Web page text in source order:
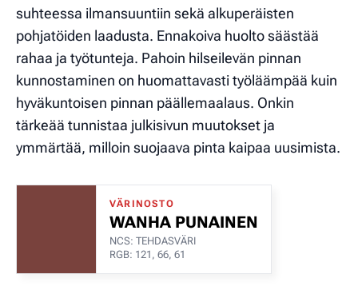
suhteessa ilmansuuntiin sekä alkuperäisten
pohjatöiden laadusta. Ennakoiva huolto säästää
rahaa ja työtunteja. Pahoin hilseilevän pinnan
kunnostaminen on huomattavasti työläämpää kuin
hyväkuntoisen pinnan päällemaalaus. Onkin
tärkeää tunnistaa julkisivun muutokset ja
ymmärtää, milloin suojaava pinta kaipaa uusimista.
VÄRINOSTO
WANHA PUNAINEN
NCS: TEHDASVÄRI
RGB: 121, 66, 61